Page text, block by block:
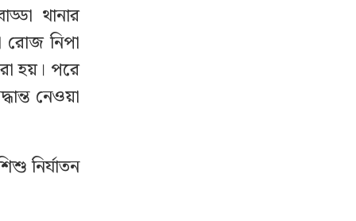
থানার
রোজ নিপা
হয়। পরে
নেওয়া
নির্যাতন